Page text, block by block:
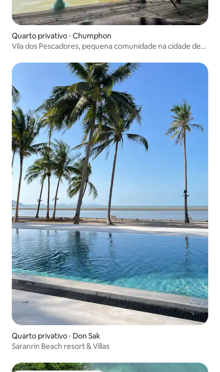
Quarto privativo ⋅ Chumphon
Vila dos Pescadores, pequena comunidade na cidade de
Quarto privativo ⋅ Don Sak
Saranrin Beach resort & Villas